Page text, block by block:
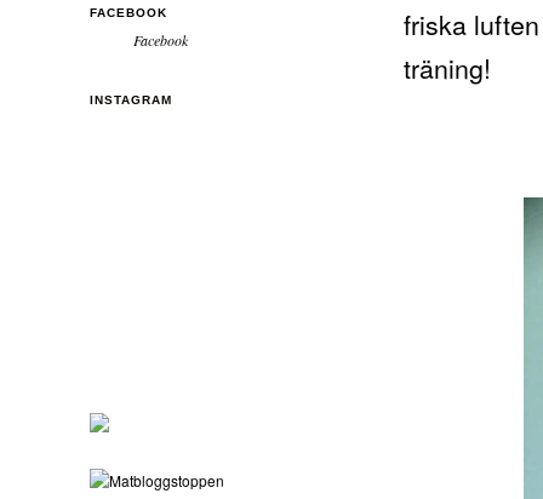
friska
träning!
FACEBOOK
Facebook
INSTAGRAM